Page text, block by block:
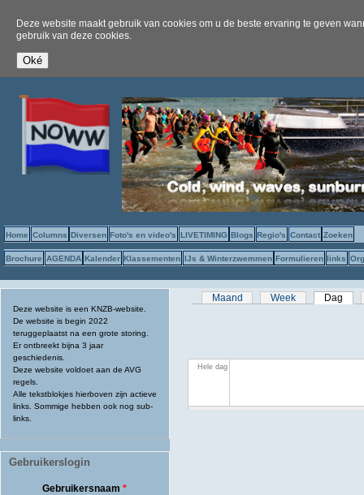
Deze website maakt gebruik van cookies om u de beste ervaring te geven
gebruik van deze cookies.
Home Columns Diversen Foto's en video's LIVETIMING Blogs Regio's Contact Zoeken
Brochure AGENDA Kalender Klassementen IJs & Winterzwemmen Formulieren links
Deze website is een KNZB-website.
De website is begin 2022
teruggeplaatst na een grote storing.
Er ontbreekt bijna 3 jaar
geschiedenis.
Deze website voldoet aan de AVG
regels.
Alle tekstblokjes hierboven zijn actieve
links. Sommige hebben ook nog sub-
links.
Gebruikerslogin
Gebruikersnaam*
Primaire tabs
Maand Week Dag
Hele dag